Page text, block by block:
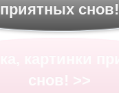
приятных снов!
снов! >>